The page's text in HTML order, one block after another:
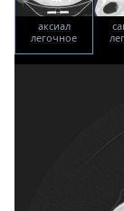
аксиал
легочное